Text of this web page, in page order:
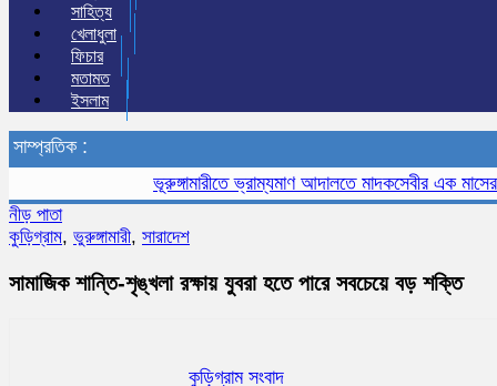
সাহিত্য
খেলাধুলা
ফিচার
মতামত
ইসলাম
সাম্প্রতিক :
ভূরুঙ্গামারীতে ভ্রাম্যমাণ আদালতে মাদকসেবীর এক মাসের
নীড় পাতা
কুড়িগ্রাম, ভুরুঙ্গামারী, সারাদেশ
সামাজিক শান্তি-শৃঙ্খলা রক্ষায় যুবরা হতে পারে সবচেয়ে বড় শক্তি
কুড়িগ্রাম সংবাদ